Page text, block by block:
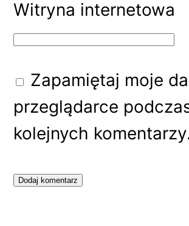
Witryna internetowa
Zapamiętaj moje
przeglądarce
kolejnych